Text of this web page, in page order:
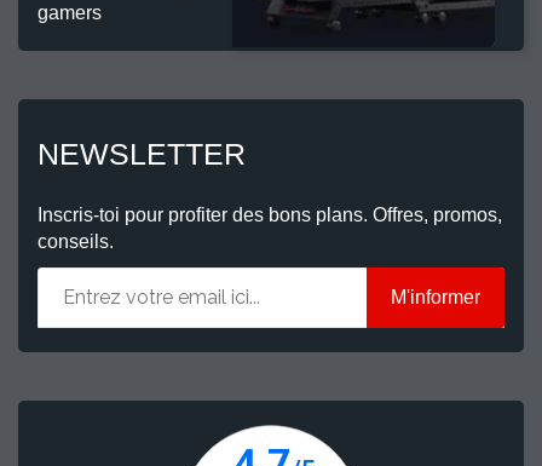
gamers
NEWSLETTER
Inscris-toi pour profiter des bons plans. Offres, promos,
conseils.
M'informer